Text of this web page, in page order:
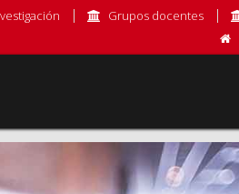
Grupos docentes